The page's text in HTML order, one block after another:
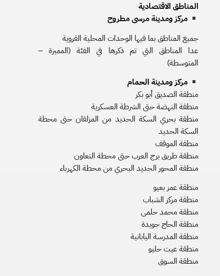
المناطق الاقتصادية
مركز ومدينة مرسى مطروح
جميع المناطق بما فيها الوحدات المحلية القروية
عدا المناطق التي تم ذكرها في الفئة (المميزة –
المتوسطة)
مركز ومدينة الحمام
منطقة الصديق أبو بكر
منطقة النهضة حتى الشرطة العسكرية
منطقة بحري السكة الحديد من المزلقان حتى محطة
السكة الحديد
منطقة الموقف
منطقة طريق برج العرب حتى محطة التعاون
منطقة المحور الجديد البحري من محطة الكهرباء
منطقة عمر بعيو
منطقة مركز الشباب
منطقة محمد حلمى
منطقة الحاج جويدة
منطقة المدرسة اليابانية
منطقة عيت حليو
منطقة السوق